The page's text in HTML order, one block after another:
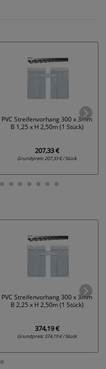
PVC Streifenvorhang 300 x 3mm
B 1,25 x H 2,50m (1 Stück)
207,33 €
Grundpreis:207,33 € / Stück
PVC Streifenvorhang 300 x 3mm
B 2,25 x H 2,50m (1 Stück)
374,19 €
Grundpreis:374,19 € / Stück